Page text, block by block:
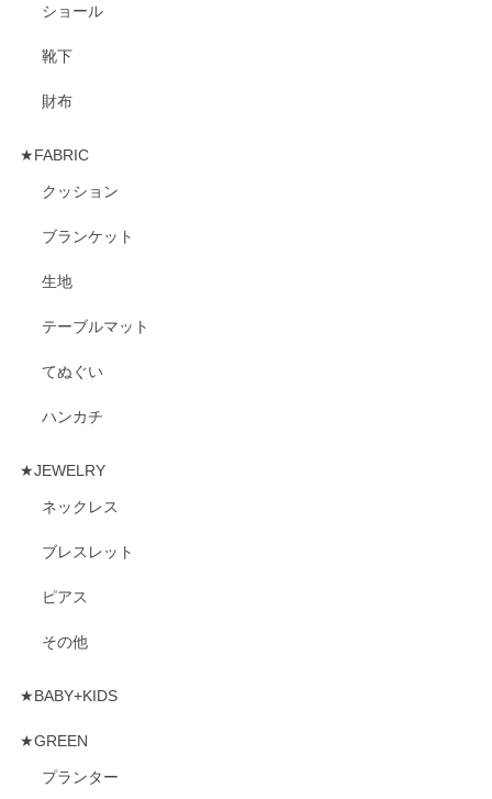
ショール
靴下
財布
★FABRIC
クッション
ブランケット
生地
テーブルマット
てぬぐい
ハンカチ
★JEWELRY
ネックレス
ブレスレット
ピアス
その他
★BABY+KIDS
★GREEN
プランター